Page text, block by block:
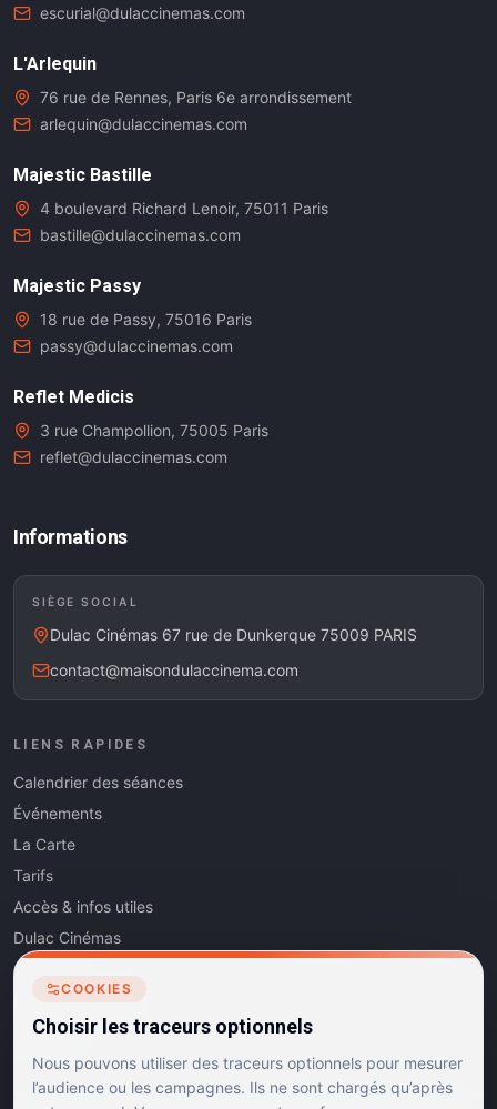
escurial@dulaccinemas.com
L'Arlequin
76 rue de Rennes, Paris 6e arrondissement
arlequin@dulaccinemas.com
Majestic Bastille
4 boulevard Richard Lenoir, 75011 Paris
bastille@dulaccinemas.com
Majestic Passy
18 rue de Passy, 75016 Paris
passy@dulaccinemas.com
Reflet Medicis
3 rue Champollion, 75005 Paris
reflet@dulaccinemas.com
Informations
SIÈGE SOCIAL
Dulac Cinémas 67 rue de Dunkerque 75009 PARIS
contact@maisondulaccinema.com
LIENS RAPIDES
Calendrier des séances
Événements
La Carte
Tarifs
Accès & infos utiles
Dulac Cinémas
Cinéma5
Les Dits de l'Art
Contact
COOKIES
Choisir les traceurs optionnels
Nous pouvons utiliser des traceurs optionnels pour mesurer
l’audience ou les campagnes. Ils ne sont chargés qu’après